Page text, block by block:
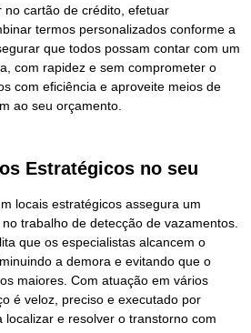
no cartão de crédito, efetuar
termos personalizados conforme a
que todos possam contar com um
com rapidez e sem comprometer o
com eficiência e aproveite meios de
ao seu orçamento.
Estratégicos no seu
locais estratégicos assegura um
trabalho de detecção de vazamentos.
que os especialistas alcancem o
a demora e evitando que o
maiores. Com atuação em vários
é veloz, preciso e executado por
localizar e resolver o transtorno com